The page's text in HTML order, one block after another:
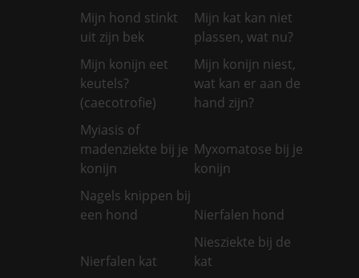
Mijn hond stinkt
uit zijn bek
Mijn kat kan niet
plassen, wat nu?
Mijn konijn eet
keutels?
(caecotrofie)
Mijn konijn niest,
wat kan er aan de
hand zijn?
Myiasis of
madenziekte bij je
konijn
Myxomatose bij je
konijn
Nagels knippen bij
een hond
Nierfalen hond
Nierfalen kat
Niesziekte bij de
kat